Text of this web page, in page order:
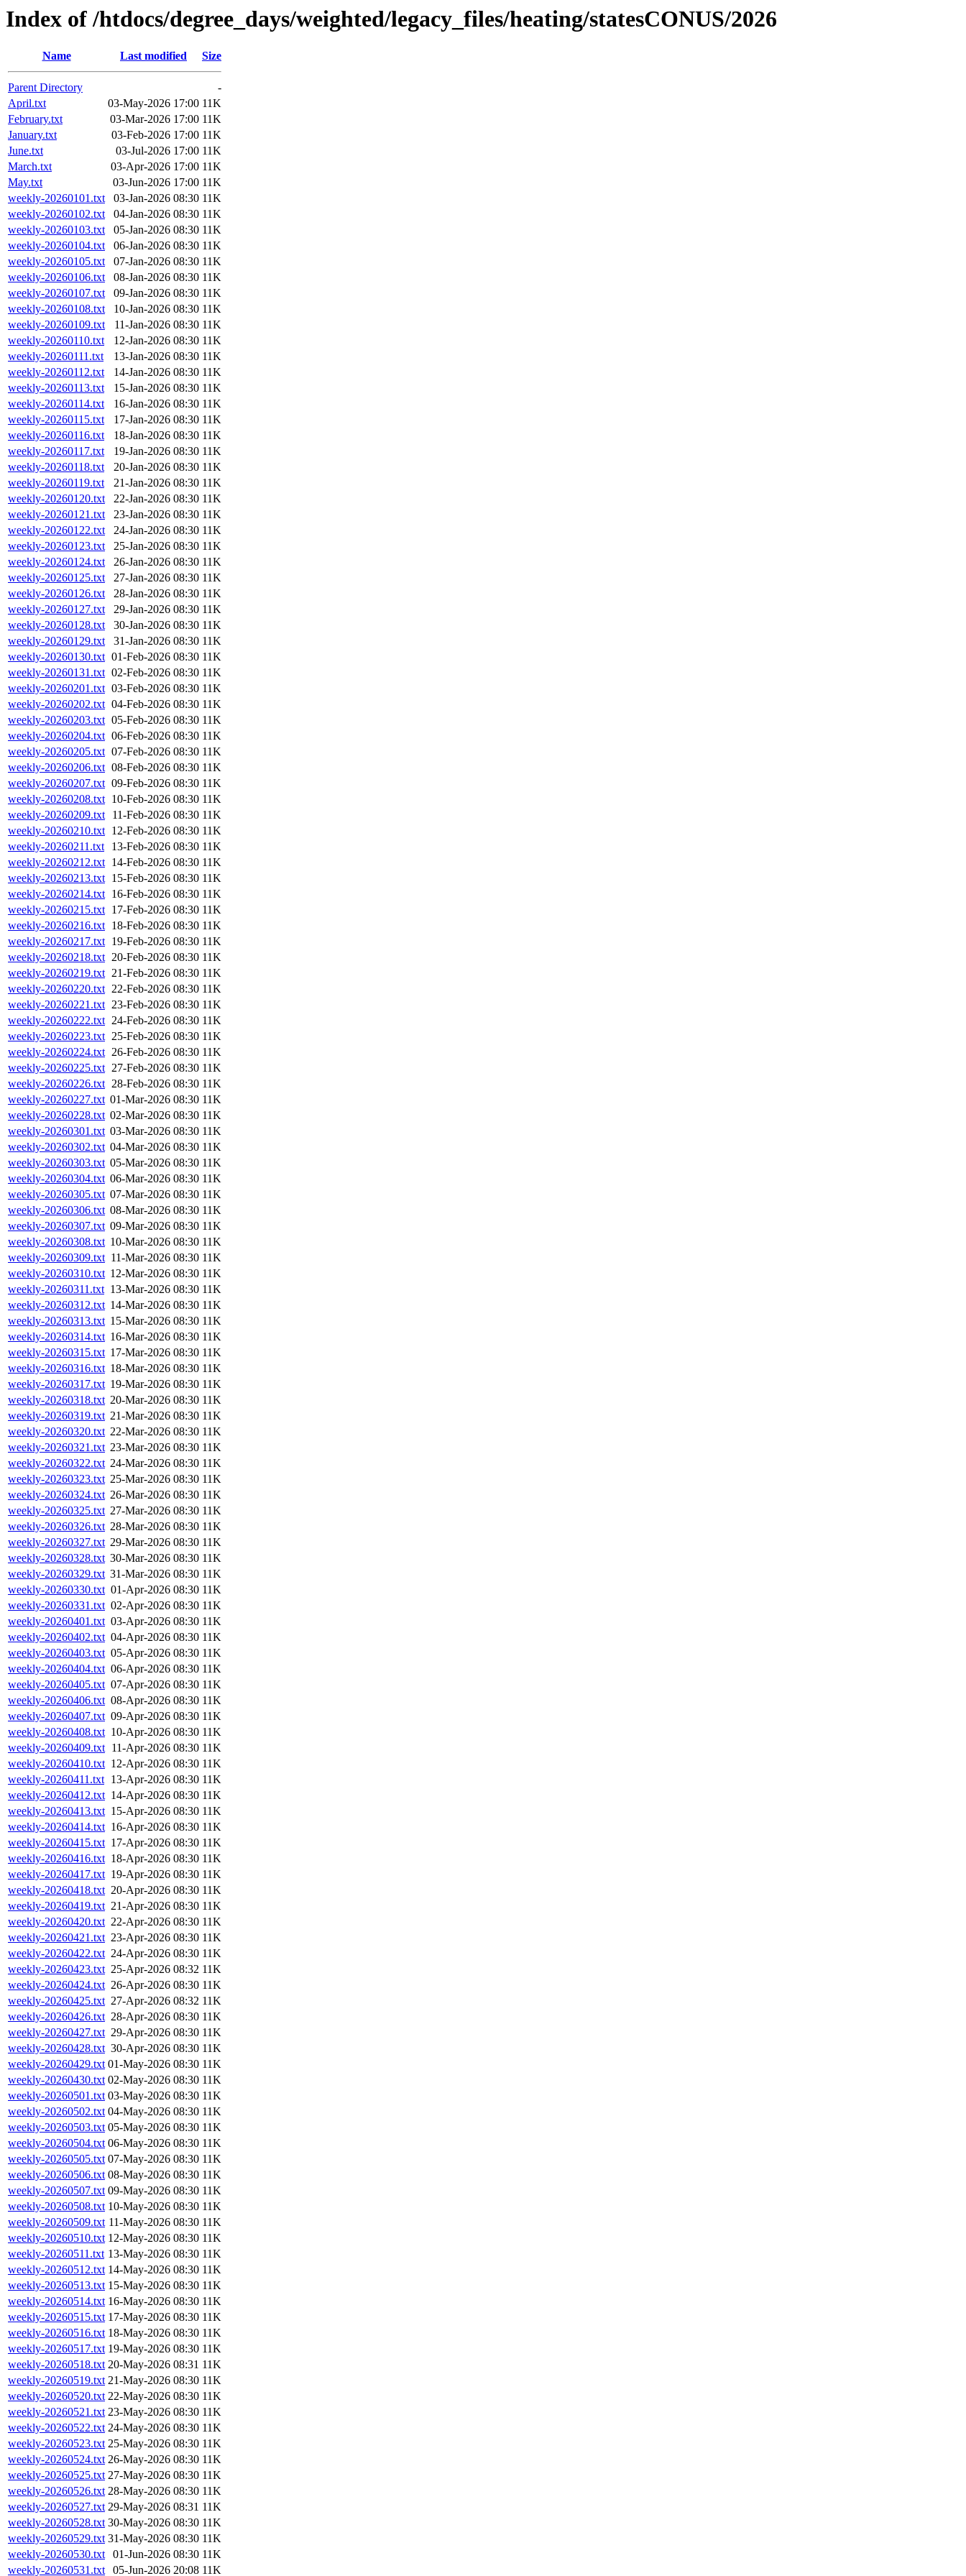
Index of /htdocs/degree_days/weighted/legacy_files/heating/statesCONUS/2026
Name Last modified Size
Parent Directory
-
April.txt
03-May-2026 17:00 11K
February.txt
03-Mar-2026 17:00 11K
January.txt
03-Feb-2026 17:00 11K
June.txt
03-Jul-2026 17:00 11K
March.txt
03-Apr-2026 17:00 11K
May.txt
03-Jun-2026 17:00 11K
weekly-20260101.txt
03-Jan-2026 08:30 11K
weekly-20260102.txt
04-Jan-2026 08:30 11K
weekly-20260103.txt
05-Jan-2026 08:30 11K
weekly-20260104.txt
06-Jan-2026 08:30 11K
weekly-20260105.txt
07-Jan-2026 08:30 11K
weekly-20260106.txt
08-Jan-2026 08:30 11K
weekly-20260107.txt
09-Jan-2026 08:30 11K
weekly-20260108.txt
10-Jan-2026 08:30 11K
weekly-20260109.txt
11-Jan-2026 08:30 11K
weekly-20260110.txt
12-Jan-2026 08:30 11K
weekly-20260111.txt
13-Jan-2026 08:30 11K
weekly-20260112.txt
14-Jan-2026 08:30 11K
weekly-20260113.txt
15-Jan-2026 08:30 11K
weekly-20260114.txt
16-Jan-2026 08:30 11K
weekly-20260115.txt
17-Jan-2026 08:30 11K
weekly-20260116.txt
18-Jan-2026 08:30 11K
weekly-20260117.txt
19-Jan-2026 08:30 11K
weekly-20260118.txt
20-Jan-2026 08:30 11K
weekly-20260119.txt
21-Jan-2026 08:30 11K
weekly-20260120.txt
22-Jan-2026 08:30 11K
weekly-20260121.txt
23-Jan-2026 08:30 11K
weekly-20260122.txt
24-Jan-2026 08:30 11K
weekly-20260123.txt
25-Jan-2026 08:30 11K
weekly-20260124.txt
26-Jan-2026 08:30 11K
weekly-20260125.txt
27-Jan-2026 08:30 11K
weekly-20260126.txt
28-Jan-2026 08:30 11K
weekly-20260127.txt
29-Jan-2026 08:30 11K
weekly-20260128.txt
30-Jan-2026 08:30 11K
weekly-20260129.txt
31-Jan-2026 08:30 11K
weekly-20260130.txt 01-Feb-2026 08:30 11K
weekly-20260131.txt 02-Feb-2026 08:30 11K
weekly-20260201.txt 03-Feb-2026 08:30 11K
weekly-20260202.txt 04-Feb-2026 08:30 11K
weekly-20260203.txt 05-Feb-2026 08:30 11K
weekly-20260204.txt 06-Feb-2026 08:30 11K
weekly-20260205.txt 07-Feb-2026 08:30 11K
weekly-20260206.txt 08-Feb-2026 08:30 11K
weekly-20260207.txt 09-Feb-2026 08:30 11K
weekly-20260208.txt 10-Feb-2026 08:30 11K
weekly-20260209.txt
11-Feb-2026 08:30 11K
weekly-20260210.txt 12-Feb-2026 08:30 11K
weekly-20260211.txt
13-Feb-2026 08:30 11K
weekly-20260212.txt 14-Feb-2026 08:30 11K
weekly-20260213.txt 15-Feb-2026 08:30 11K
weekly-20260214.txt 16-Feb-2026 08:30 11K
weekly-20260215.txt 17-Feb-2026 08:30 11K
weekly-20260216.txt 18-Feb-2026 08:30 11K
weekly-20260217.txt 19-Feb-2026 08:30 11K
weekly-20260218.txt 20-Feb-2026 08:30 11K
weekly-20260219.txt 21-Feb-2026 08:30 11K
weekly-20260220.txt 22-Feb-2026 08:30 11K
weekly-20260221.txt 23-Feb-2026 08:30 11K
weekly-20260222.txt 24-Feb-2026 08:30 11K
weekly-20260223.txt 25-Feb-2026 08:30 11K
weekly-20260224.txt 26-Feb-2026 08:30 11K
weekly-20260225.txt 27-Feb-2026 08:30 11K
weekly-20260226.txt 28-Feb-2026 08:30 11K
weekly-20260227.txt 01-Mar-2026 08:30 11K
weekly-20260228.txt 02-Mar-2026 08:30 11K
weekly-20260301.txt 03-Mar-2026 08:30 11K
weekly-20260302.txt 04-Mar-2026 08:30 11K
weekly-20260303.txt 05-Mar-2026 08:30 11K
weekly-20260304.txt 06-Mar-2026 08:30 11K
weekly-20260305.txt 07-Mar-2026 08:30 11K
weekly-20260306.txt 08-Mar-2026 08:30 11K
weekly-20260307.txt 09-Mar-2026 08:30 11K
weekly-20260308.txt 10-Mar-2026 08:30 11K
weekly-20260309.txt 11-Mar-2026 08:30 11K
weekly-20260310.txt 12-Mar-2026 08:30 11K
weekly-20260311.txt 13-Mar-2026 08:30 11K
weekly-20260312.txt 14-Mar-2026 08:30 11K
weekly-20260313.txt 15-Mar-2026 08:30 11K
weekly-20260314.txt 16-Mar-2026 08:30 11K
weekly-20260315.txt 17-Mar-2026 08:30 11K
weekly-20260316.txt 18-Mar-2026 08:30 11K
weekly-20260317.txt 19-Mar-2026 08:30 11K
weekly-20260318.txt 20-Mar-2026 08:30 11K
weekly-20260319.txt 21-Mar-2026 08:30 11K
weekly-20260320.txt 22-Mar-2026 08:30 11K
weekly-20260321.txt 23-Mar-2026 08:30 11K
weekly-20260322.txt 24-Mar-2026 08:30 11K
weekly-20260323.txt 25-Mar-2026 08:30 11K
weekly-20260324.txt 26-Mar-2026 08:30 11K
weekly-20260325.txt 27-Mar-2026 08:30 11K
weekly-20260326.txt 28-Mar-2026 08:30 11K
weekly-20260327.txt 29-Mar-2026 08:30 11K
weekly-20260328.txt 30-Mar-2026 08:30 11K
weekly-20260329.txt 31-Mar-2026 08:30 11K
weekly-20260330.txt 01-Apr-2026 08:30 11K
weekly-20260331.txt 02-Apr-2026 08:30 11K
weekly-20260401.txt 03-Apr-2026 08:30 11K
weekly-20260402.txt 04-Apr-2026 08:30 11K
weekly-20260403.txt 05-Apr-2026 08:30 11K
weekly-20260404.txt 06-Apr-2026 08:30 11K
weekly-20260405.txt 07-Apr-2026 08:30 11K
weekly-20260406.txt 08-Apr-2026 08:30 11K
weekly-20260407.txt 09-Apr-2026 08:30 11K
weekly-20260408.txt 10-Apr-2026 08:30 11K
weekly-20260409.txt 11-Apr-2026 08:30 11K
weekly-20260410.txt 12-Apr-2026 08:30 11K
weekly-20260411.txt 13-Apr-2026 08:30 11K
weekly-20260412.txt 14-Apr-2026 08:30 11K
weekly-20260413.txt 15-Apr-2026 08:30 11K
weekly-20260414.txt 16-Apr-2026 08:30 11K
weekly-20260415.txt 17-Apr-2026 08:30 11K
weekly-20260416.txt 18-Apr-2026 08:30 11K
weekly-20260417.txt 19-Apr-2026 08:30 11K
weekly-20260418.txt 20-Apr-2026 08:30 11K
weekly-20260419.txt 21-Apr-2026 08:30 11K
weekly-20260420.txt 22-Apr-2026 08:30 11K
weekly-20260421.txt 23-Apr-2026 08:30 11K
weekly-20260422.txt 24-Apr-2026 08:30 11K
weekly-20260423.txt 25-Apr-2026 08:32 11K
weekly-20260424.txt 26-Apr-2026 08:30 11K
weekly-20260425.txt 27-Apr-2026 08:32 11K
weekly-20260426.txt 28-Apr-2026 08:30 11K
weekly-20260427.txt 29-Apr-2026 08:30 11K
weekly-20260428.txt 30-Apr-2026 08:30 11K
weekly-20260429.txt 01-May-2026 08:30 11K
weekly-20260430.txt 02-May-2026 08:30 11K
weekly-20260501.txt 03-May-2026 08:30 11K
weekly-20260502.txt 04-May-2026 08:30 11K
weekly-20260503.txt 05-May-2026 08:30 11K
weekly-20260504.txt 06-May-2026 08:30 11K
weekly-20260505.txt 07-May-2026 08:30 11K
weekly-20260506.txt 08-May-2026 08:30 11K
weekly-20260507.txt 09-May-2026 08:30 11K
weekly-20260508.txt 10-May-2026 08:30 11K
weekly-20260509.txt 11-May-2026 08:30 11K
weekly-20260510.txt 12-May-2026 08:30 11K
weekly-20260511.txt 13-May-2026 08:30 11K
weekly-20260512.txt 14-May-2026 08:30 11K
weekly-20260513.txt 15-May-2026 08:30 11K
weekly-20260514.txt 16-May-2026 08:30 11K
weekly-20260515.txt 17-May-2026 08:30 11K
weekly-20260516.txt 18-May-2026 08:30 11K
weekly-20260517.txt 19-May-2026 08:30 11K
weekly-20260518.txt 20-May-2026 08:31 11K
weekly-20260519.txt 21-May-2026 08:30 11K
weekly-20260520.txt 22-May-2026 08:30 11K
weekly-20260521.txt 23-May-2026 08:30 11K
weekly-20260522.txt 24-May-2026 08:30 11K
weekly-20260523.txt 25-May-2026 08:30 11K
weekly-20260524.txt 26-May-2026 08:30 11K
weekly-20260525.txt 27-May-2026 08:30 11K
weekly-20260526.txt 28-May-2026 08:30 11K
weekly-20260527.txt 29-May-2026 08:31 11K
weekly-20260528.txt 30-May-2026 08:30 11K
weekly-20260529.txt 31-May-2026 08:30 11K
weekly-20260530.txt
01-Jun-2026 08:30 11K
weekly-20260531.txt
05-Jun-2026 20:08 11K